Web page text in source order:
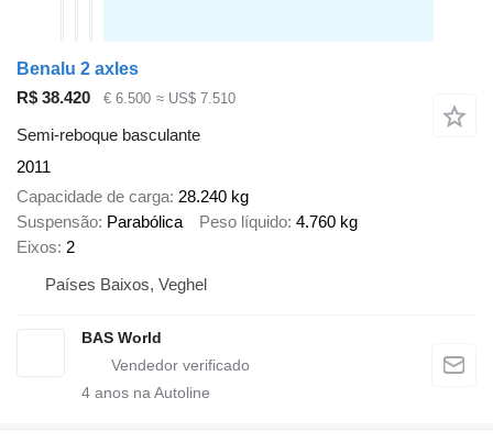
Benalu 2 axles
R$ 38.420
€ 6.500 ≈ US$ 7.510
Semi-reboque basculante
2011
Capacidade de carga 28.240 kg
Suspensão Parabólica Peso líquido 4.760 kg
Eixos 2
Países Baixos, Veghel
BAS World
4 anos na Autoline